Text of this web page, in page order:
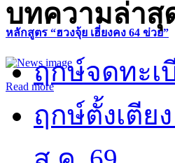
หลักสูตร “ฮวงจุ้ย เฮี่ยงคง 64 ข่วย”
Read more
บทความล่าสุ
ฤกษ์จดทะเ
ฤกษ์ตั้งเตีย